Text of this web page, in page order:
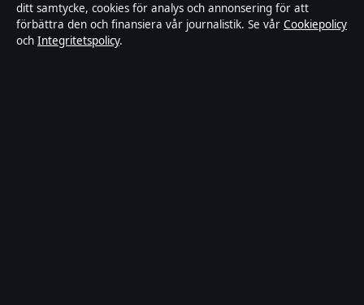
Kändisar & integritet
Integritetspolicy
ditt samtycke, cookies för analys och annonsering för att
förbättra den och finansiera vår journalistik. Se vår Cookiepolicy
och Integritetspolicy.